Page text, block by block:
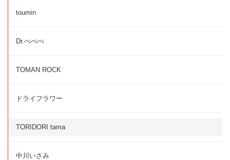
toumin
Dr.ぺぺぺ
TOMAN ROCK
ドライフラワー
TORIDORI tama
中川いさみ